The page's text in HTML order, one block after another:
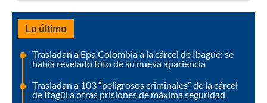
Lo último
Trasladan a Epa Colombia a la cárcel de Ibagué: se
había revelado foto de su nueva apariencia
Trasladan a 103 “peligrosos criminales” de la cárcel
de Itagüí a otras prisiones de máxima seguridad